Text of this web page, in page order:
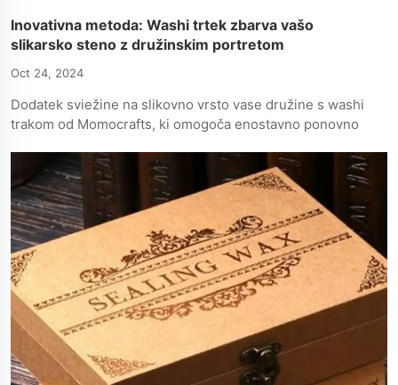
Inovativna metoda: Washi trtek zbarva vašo
slikarsko steno z družinskim portretom
Oct 24, 2024
Dodatek sviežine na slikovno vrsto vase družine s washi
trakom od Momocrafts, ki omogoča enostavno ponovno